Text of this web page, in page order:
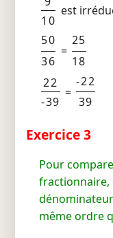
10
est
50
36
=
25
18
22
-39
=
-22
39
Exercice 3
Pour
fractionnaire,
même ordre